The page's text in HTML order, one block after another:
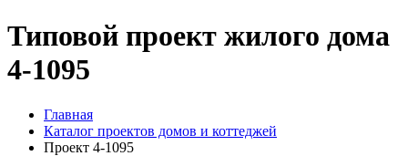
Типовой проект жилого дома
4-1095
Главная
Каталог проектов домов и коттеджей
Проект 4-1095